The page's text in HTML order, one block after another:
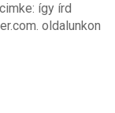
így írd
oldalunkon